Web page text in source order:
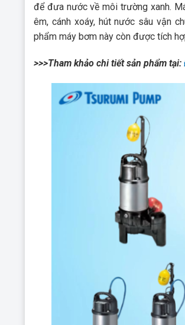
để đưa nước về môi trường xanh.
êm, cánh xoáy, hút nước sâu vận
phẩm máy bơm này còn được tích
>>>Tham khảo chi tiết sản phẩm tại: